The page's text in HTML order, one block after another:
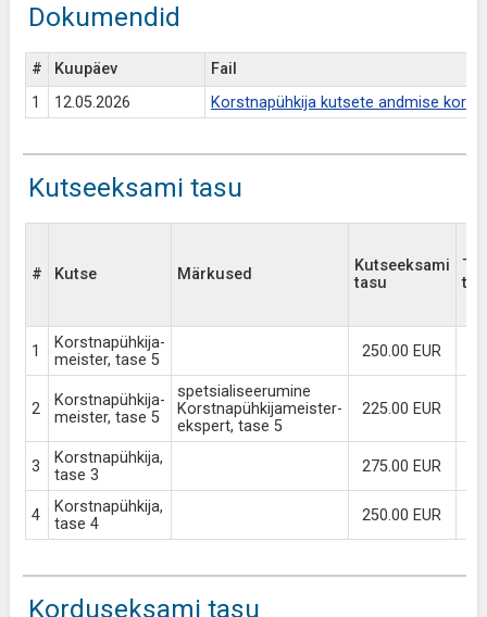
Dokumendid
# Kuupäev
Fail
1
12.05.2026 Korstnapühkija kutsete andmise kord
Kutseeksami tasu
# Kutse Märkused
Kutseeksami
tasu
1
Korstnapühkija-
meister, tase 5
250.00 EUR
2
Korstnapühkija-
meister, tase 5
spetsialiseerumine
Korstnapühkijameister-
ekspert, tase 5
225.00 EUR
3
Korstnapühkija,
tase 3
275.00 EUR
4
Korstnapühkija,
tase 4
250.00 EUR
Korduseksami tasu